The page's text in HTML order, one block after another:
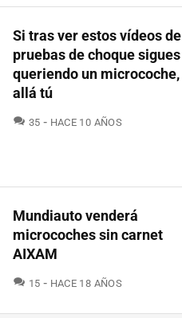
Si tras ver estos vídeos de
pruebas de choque sigues
queriendo un microcoche,
allá tú
35 COMENTARIOS
HACE 10 AÑOS
Mundiauto venderá
microcoches sin carnet
AIXAM
15 COMENTARIOS
HACE 18 AÑOS